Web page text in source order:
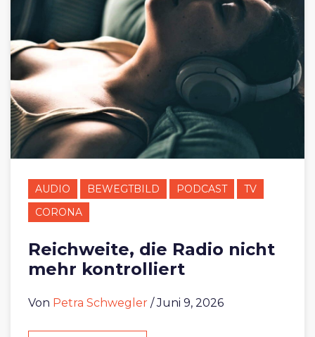
AUDIO BEWEGTBILD PODCAST
TV
CORONA
Reichweite, die Radio nicht
mehr kontrolliert
Von Petra Schwegler / Juni 9, 2026